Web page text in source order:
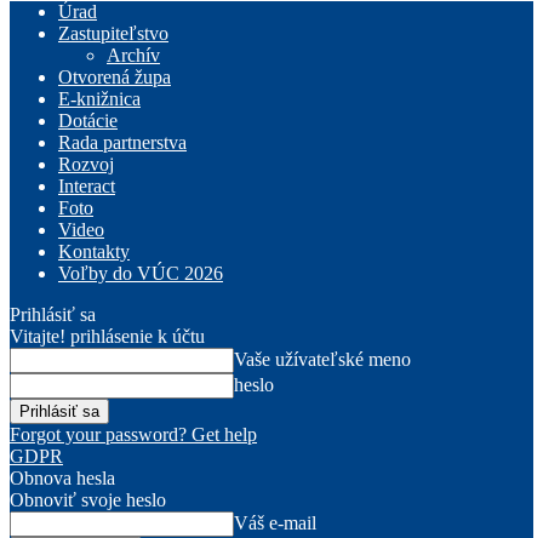
Úrad
Zastupiteľstvo
Archív
Otvorená župa
E-knižnica
Dotácie
Rada partnerstva
Rozvoj
Interact
Foto
Video
Kontakty
Voľby do VÚC 2026
Prihlásiť sa
Vitajte! prihlásenie k účtu
Vaše užívateľské meno
heslo
Forgot your password? Get help
GDPR
Obnova hesla
Obnoviť svoje heslo
Váš e-mail